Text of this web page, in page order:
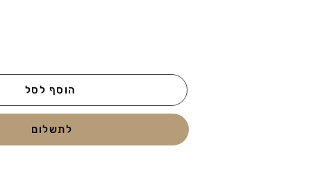
הוסף לסל
לתשלום